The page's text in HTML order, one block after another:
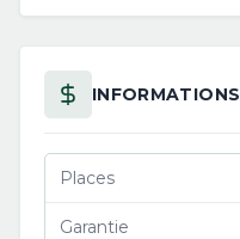
INFORMATIONS
Places
Garantie